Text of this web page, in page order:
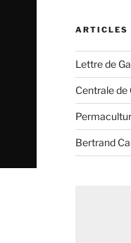
ARTICLES
Lettre de
Centrale de
Bertrand